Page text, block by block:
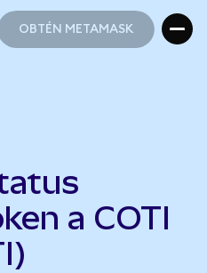
OBTÉN METAMASK
a COTI